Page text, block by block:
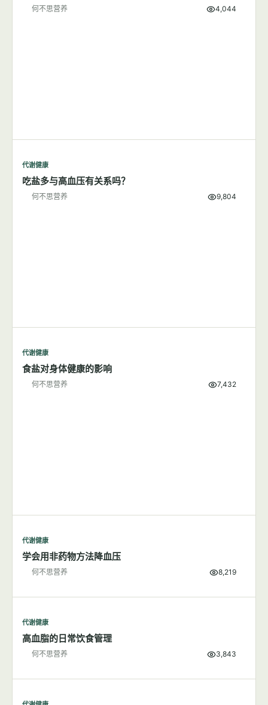
何不思营养 4,044
代谢健康
吃盐多与高血压有关系吗？
何不思营养 9,804
代谢健康
食盐对身体健康的影响
何不思营养 7,432
代谢健康
学会用非药物方法降血压
何不思营养 8,219
代谢健康
高血脂的日常饮食管理
何不思营养 3,843